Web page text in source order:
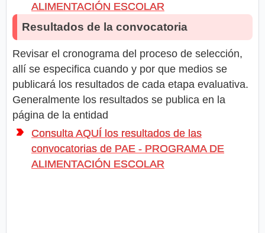
ALIMENTACIÓN ESCOLAR
Resultados de la convocatoria
Revisar el cronograma del proceso de selección,
allí se especifica cuando y por que medios se
publicará los resultados de cada etapa evaluativa.
Generalmente los resultados se publica en la
página de la entidad
Consulta AQUÍ los resultados de las
convocatorias de PAE - PROGRAMA DE
ALIMENTACIÓN ESCOLAR